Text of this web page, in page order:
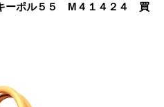
ーポル５５ M４１４２４ 買